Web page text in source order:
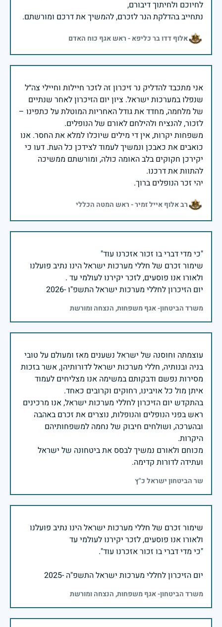
נתחייב בהדלקת הנר לזכרם, להמשיך את דרכם ומורשתם.
אלוף דדו בר כליפא - ראש אגף כוח האדם
אני מתכבד להדליק נר זיכרון זה לזכר חיילות וחיילי צה״ל
שנפלו במערכות ישראל. ציון יום הזיכרון לאחר שנתיים
של מלחמה, מחדד את גודל האחריות המוטלת על כתפינו –
משפחות יקרות, אין די מילים שיוכלו למלא את החסר. אנו
כואבים את כאבכן ונמשיך לעמוד לצידכן כל העת. דעו כי
יקירכן חקוקים בלב האומה כולה, ומורשתם ממשיכה
יהי זכר הנופלים ברוך.
רב אלוף אייל זמיר - ראש המטה הכללי
שימור זכרם של חללי מערכות ישראל הינו נתיב פועלנו
יום הזיכרון לחללי מערכות ישראל התשפ"ו -2026
משרד הביטחון- אגף משפחות, הנצחה ומורשת
עוצמתה וחוסנה של ישראל נשענים מאז ומעולם על טובי
בניה ובנותיה, חללי מערכות ישראל לדורותיהן, אשר בזכות
מסירות נפשם ודבקותם במשימה אנו מצליחים לעמוד
בהתקדש יום הזיכרון לחללי מערכות ישראל, אנו מרכינים
ראש בפני הנופלים והנופלות, נוצרים את זכרם באהבה
ובהערכה, ושולחים חיבוק של נחמה למשפחותיהם
מכוחם ולאורם נמשיך לבסס את ביטחונה של ישראל
ועתידה לדורות קדימה.
שר הביטחון ישראל כ"ץ
שימור זכרם של חללי מערכות ישראל הינו נתיב פועלנו
יום הזיכרון לחללי מערכות ישראל התשפ"ה -2025
משרד הביטחון- אגף משפחות, הנצחה ומורשת